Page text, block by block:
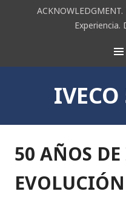
Experiencia.
ACK
50 AÑOS